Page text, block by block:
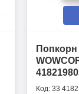
Попкорн
33